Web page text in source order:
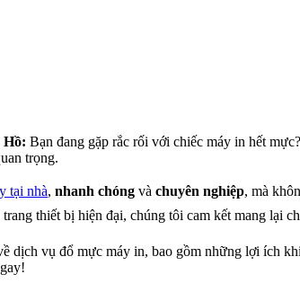
Hồ: Bạn đang gặp rắc rối với chiếc máy in hết
trọng.
tại nhà, nhanh chóng và chuyên nghiệp, mà
thiết bị hiện đại, chúng tôi cam kết mang lại
dịch vụ đổ mực máy in, bao gồm những lợi ích